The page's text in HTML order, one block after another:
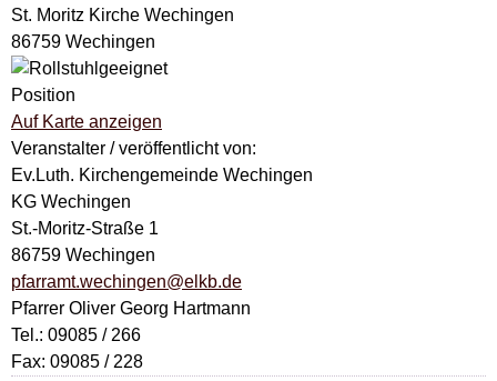
St. Moritz Kirche Wechingen
86759 Wechingen
Position
Auf Karte anzeigen
Veranstalter / veröffentlicht von:
Ev.Luth. Kirchengemeinde Wechingen
KG Wechingen
St.-Moritz-Straße 1
86759 Wechingen
pfarramt.wechingen@elkb.de
Pfarrer Oliver Georg Hartmann
Tel.: 09085 / 266
Fax: 09085 / 228